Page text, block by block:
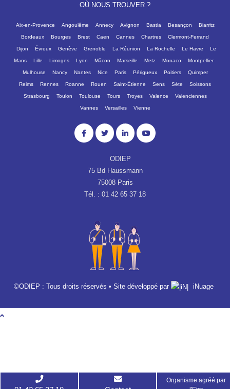
Organisme agréé par
OÙ NOUS TROUVER ?
Aix-en-Provence Angoulême Annecy Avignon Bastia Besançon Biarritz
Bordeaux Bourges Brest Caen Cannes Chartres Clermont-Ferrand
Dijon Évreux Genève Grenoble La Réunion La Rochelle Le Havre Le
Mans Lille Limoges Lyon Mâcon Marseille Metz Monaco Montpellier
Mulhouse Nancy Nantes Nice Paris Périgueux Poitiers Quimper
Reims Rennes Roanne Rouen Saint-Étienne Sens Sète Soissons
Strasbourg Toulon Toulouse Tours Troyes Valence Valenciennes
Vannes Versailles Vienne
ODIEP
75 Bd Haussmann
75008 Paris
Tél. : 01 42 65 37 18
©ODIEP : Tous droits réservés • Site développé par iNuage